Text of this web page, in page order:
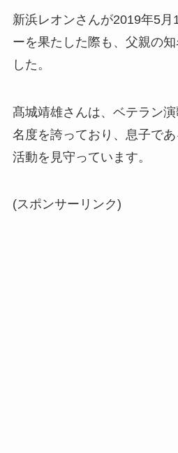
新浜レオンさんが2019年5月
ーを果たした際も、父親の
した。
髙城靖雄さんは、ベテラン
名度を誇っており、息子で
活動を見守っています。
(スポンサーリンク)